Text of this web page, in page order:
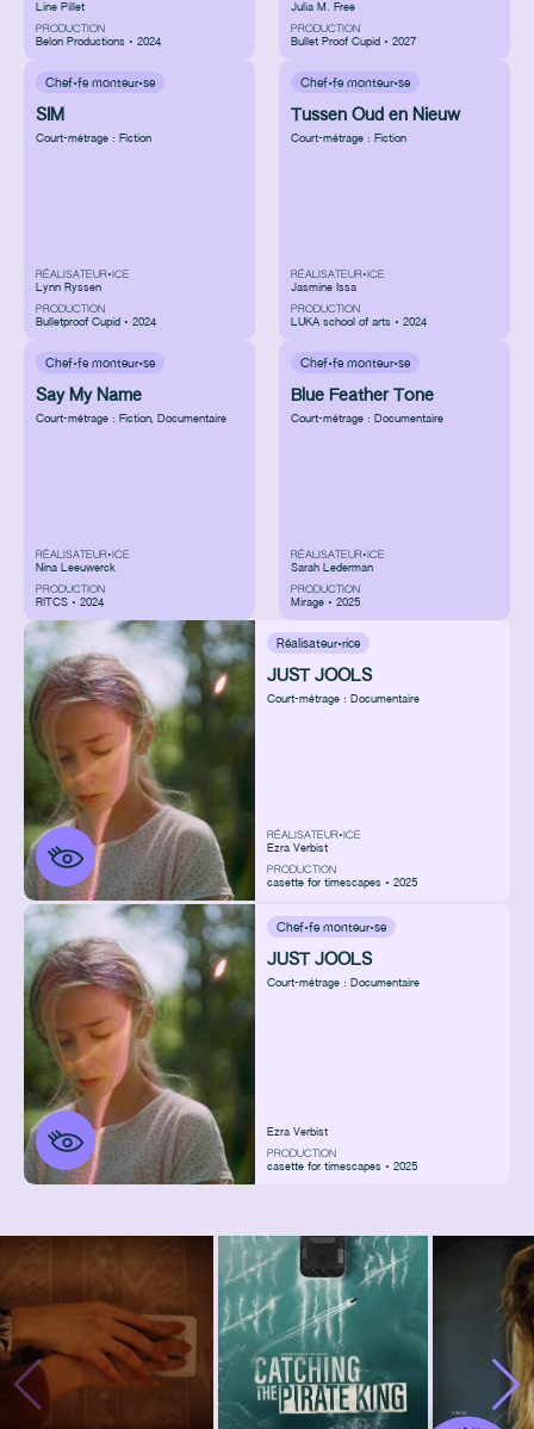
Line Pillet
PRODUCTION
Belon Productions • 2024
Julia M. Free
PRODUCTION
Bullet Proof Cupid • 2027
Chef·fe monteur·se
SIM
Court-métrage : Fiction
RÉALISATEUR•ICE
Lynn Ryssen
PRODUCTION
Bulletproof Cupid • 2024
Chef·fe monteur·se
Tussen Oud en Nieuw
Court-métrage : Fiction
RÉALISATEUR•ICE
Jasmine Issa
PRODUCTION
LUKA school of arts • 2024
Chef·fe monteur·se
Say My Name
Court-métrage : Fiction, Documentaire
RÉALISATEUR•ICE
Nina Leeuwerck
PRODUCTION
RITCS • 2024
Chef·fe monteur·se
Blue Feather Tone
Court-métrage : Documentaire
RÉALISATEUR•ICE
Sarah Lederman
PRODUCTION
Mirage • 2025
Réalisateur·rice
JUST JOOLS
Court-métrage : Documentaire
RÉALISATEUR•ICE
Ezra Verbist
PRODUCTION
casette for timescapes • 2025
Chef·fe monteur·se
JUST JOOLS
Court-métrage : Documentaire
Ezra Verbist
PRODUCTION
casette for timescapes • 2025